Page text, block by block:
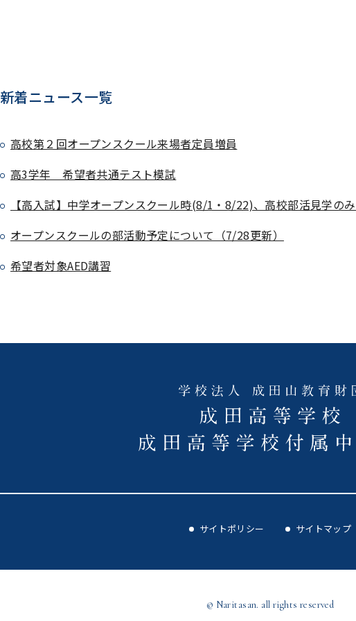
新着ニュース一覧
高校第２回オープンスクール来場者定員増員
高3学年 希望者共通テスト模試
【高入試】中学オープンスクール時(8/1・8/22)、高校部活見学の
オープンスクールの部活動予定について（7/28更新）
希望者対象AED講習
サイトポリシー サイトマップ
© Naritasan. all rights reserved